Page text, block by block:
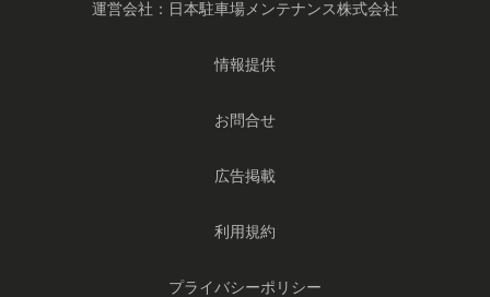
運営会社：日本駐車場メンテナンス株式会社
情報提供
お問合せ
広告掲載
利用規約
プライバシーポリシー